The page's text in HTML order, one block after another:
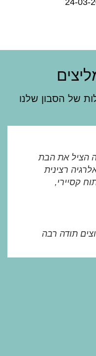
של הסבון שלנו
הציל את הבת
רצינית
קסיירי,
תודה רבה